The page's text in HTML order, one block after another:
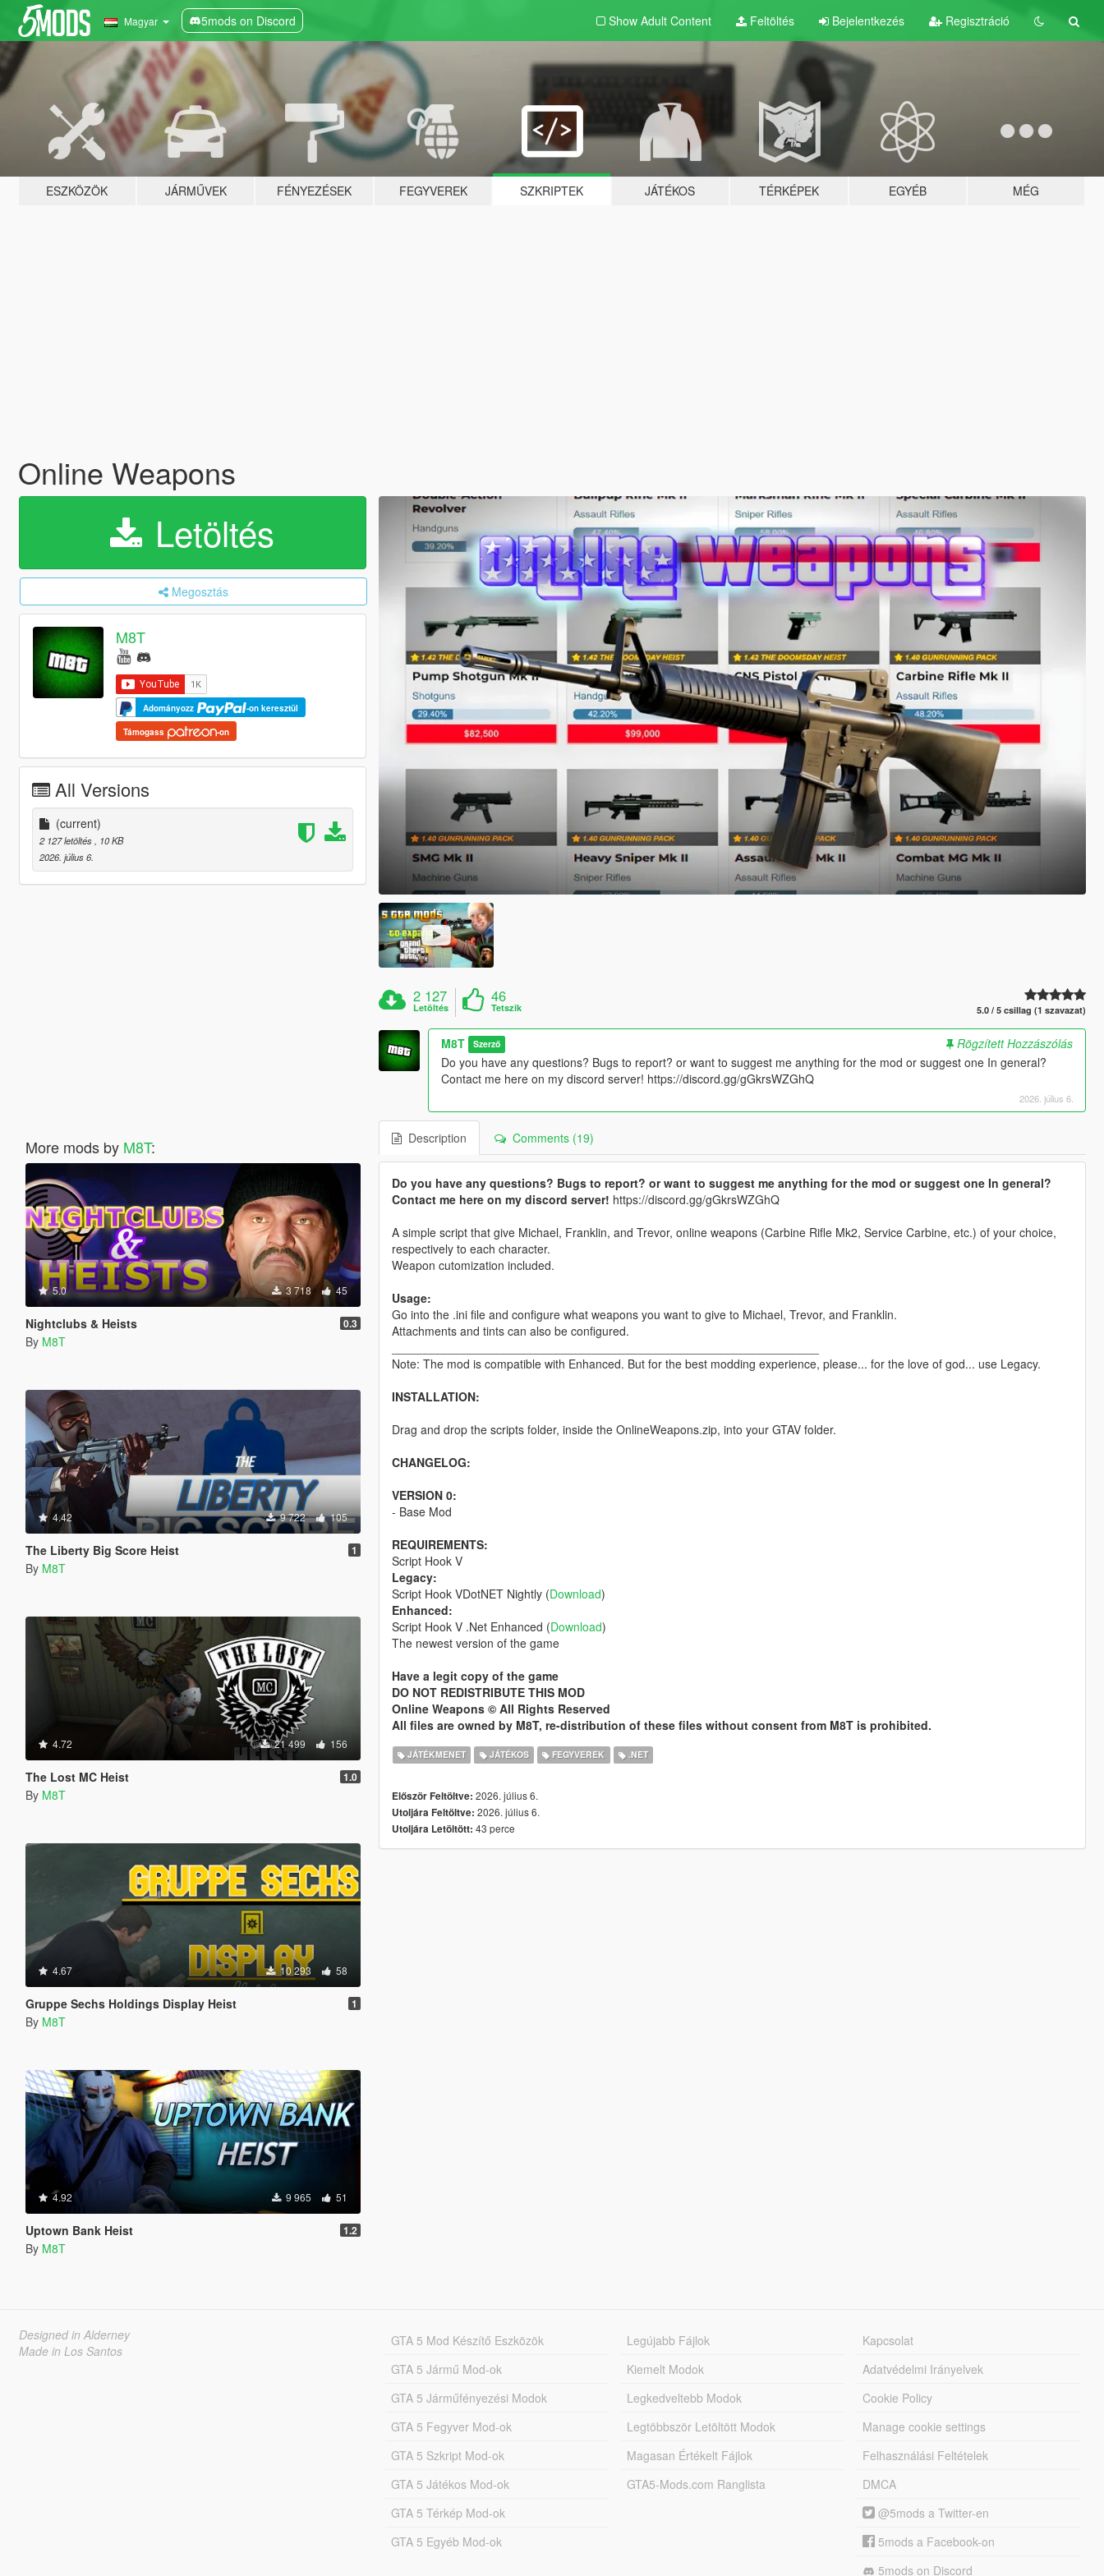
Magyar 5mods on Discord Show Adult Content Feltöltés Bejelentkezés Regisztráció
ESZKÖZÖK JÁRMŰVEK FÉNYEZÉSEK FEGYVEREK SZKRIPTEK JÁTÉKOS TÉRKÉPEK EGYÉB MÉG
Online Weapons
Letöltés
Megosztás
M8T
Adományozz -on keresztül
Támogass -on
All Versions
(current)
2 127 letöltés
, 10 KB
2026. július 6.
More mods by M8T:
5.0 3 718 45
Nightclubs & Heists 0.3
By M8T
4.42 9 722 105
The Liberty Big Score Heist 1
By M8T
4.72 21 499 156
The Lost MC Heist 1.0
By M8T
4.67 10 293 58
Gruppe Sechs Holdings Display Heist 1
By M8T
4.92 9 965 51
Uptown Bank Heist 1.2
By M8T
2 127
Letöltés
46
Tetszik 5.0 / 5 csillag (1 szavazat)
M8T Szerző
Rögzített Hozzászólás
Do you have any questions? Bugs to report? or want to suggest me anything for the mod or suggest one In general?
Contact me here on my discord server! https://discord.gg/gGkrsWZGhQ
2026. július 6.
Description Comments (19)
Do you have any questions? Bugs to report? or want to suggest me anything for the mod or suggest one In general?
Contact me here on my discord server! https://discord.gg/gGkrsWZGhQ
A simple script that give Michael, Franklin, and Trevor, online weapons (Carbine Rifle Mk2, Service Carbine, etc.) of your choice,
respectively to each character.
Weapon cutomization included.
Usage:
Go into the .ini file and configure what weapons you want to give to Michael, Trevor, and Franklin.
Attachments and tints can also be configured.
Note: The mod is compatible with Enhanced. But for the best modding experience, please... for the love of god... use Legacy.
INSTALLATION:
Drag and drop the scripts folder, inside the OnlineWeapons.zip, into your GTAV folder.
CHANGELOG:
VERSION 0:
- Base Mod
REQUIREMENTS:
Script Hook V
Legacy:
Script Hook VDotNET Nightly (Download)
Enhanced:
Script Hook V .Net Enhanced (Download)
The newest version of the game
Have a legit copy of the game
DO NOT REDISTRIBUTE THIS MOD
Online Weapons © All Rights Reserved
All files are owned by M8T, re-distribution of these files without consent from M8T is prohibited.
JÁTÉKMENET JÁTÉKOS FEGYVEREK .NET
Először Feltöltve: 2026. július 6.
Utoljára Feltöltve: 2026. július 6.
Utoljára Letöltött: 43 perce
Designed in Alderney
Made in Los Santos
GTA 5 Mod Készítő Eszközök
GTA 5 Jármű Mod-ok
GTA 5 Járműfényezési Modok
GTA 5 Fegyver Mod-ok
GTA 5 Szkript Mod-ok
GTA 5 Játékos Mod-ok
GTA 5 Térkép Mod-ok
GTA 5 Egyéb Mod-ok
Legújabb Fájlok
Kiemelt Modok
Legkedveltebb Modok
Legtöbbször Letöltött Modok
Magasan Értékelt Fájlok
GTA5-Mods.com Ranglista
Kapcsolat
Adatvédelmi Irányelvek
Cookie Policy
Manage cookie settings
Felhasználási Feltételek
DMCA
@5mods a Twitter-en
5mods a Facebook-on
5mods on Discord